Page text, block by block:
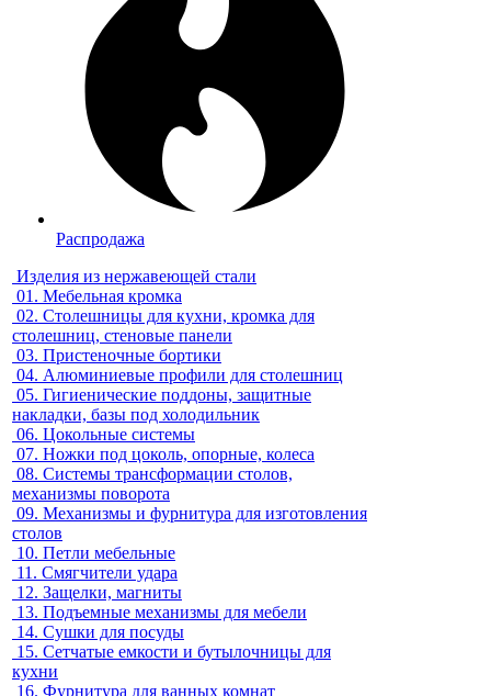
Распродажа
Изделия из нержавеющей стали
01. Мебельная кромка
02. Столешницы для кухни, кромка для
столешниц, стеновые панели
03. Пристеночные бортики
04. Алюминиевые профили для столешниц
05. Гигиенические поддоны, защитные
накладки, базы под холодильник
06. Цокольные системы
07. Ножки под цоколь, опорные, колеса
08. Системы трансформации столов,
механизмы поворота
09. Механизмы и фурнитура для изготовления
столов
10. Петли мебельные
11. Смягчители удара
12. Защелки, магниты
13. Подъемные механизмы для мебели
14. Сушки для посуды
15. Сетчатые емкости и бутылочницы для
кухни
16. Фурнитура для ванных комнат